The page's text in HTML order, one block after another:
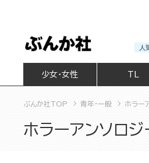
人
少女・女性
ぶんか社TOP 青年・一般 ホラー
ホラーアンソロ